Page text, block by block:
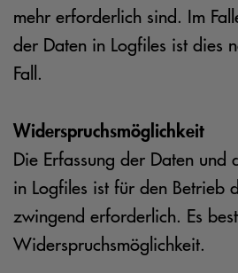
mehr erforderlich sind. Im
der Daten in Logfiles ist dies
Fall.
Widerspruchsmöglichkeit
Die Erfassung der Daten und
in Logfiles ist für den Betrieb
zwingend erforderlich. Es
Widerspruchsmöglichkeit.